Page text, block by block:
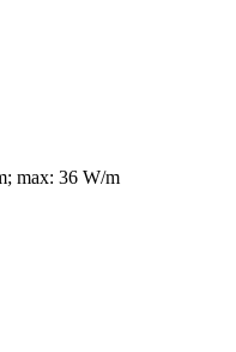
max: 36 W/m